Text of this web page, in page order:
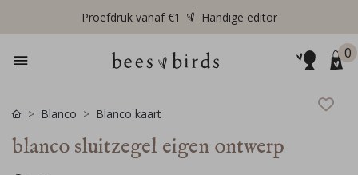
Proefdruk vanaf €1 Handige editor
0
Blanco Blanco kaart
blanco sluitzegel eigen ontwerp